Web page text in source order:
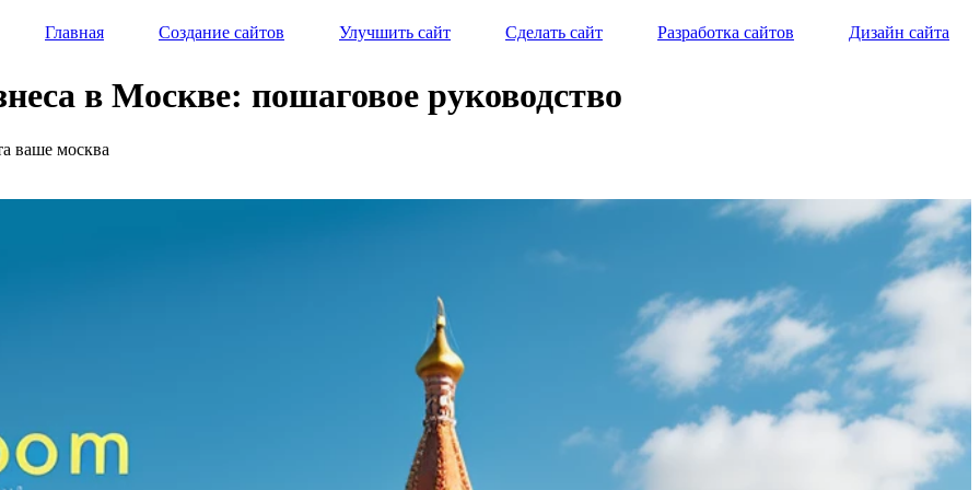
Главная Создание сайтов Улучшить сайт Сделать сайт Разработка сайтов Дизайн сайта
в Москве: пошаговое руководство
ваше москва